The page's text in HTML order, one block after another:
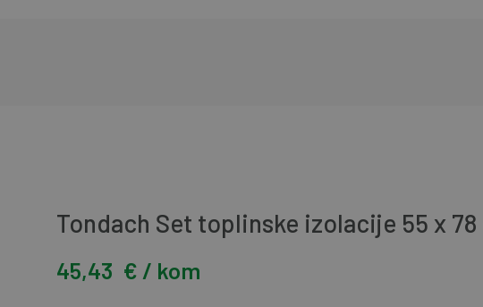
Tondach Set toplinske izolacije 55 x 78
45,43 € / kom